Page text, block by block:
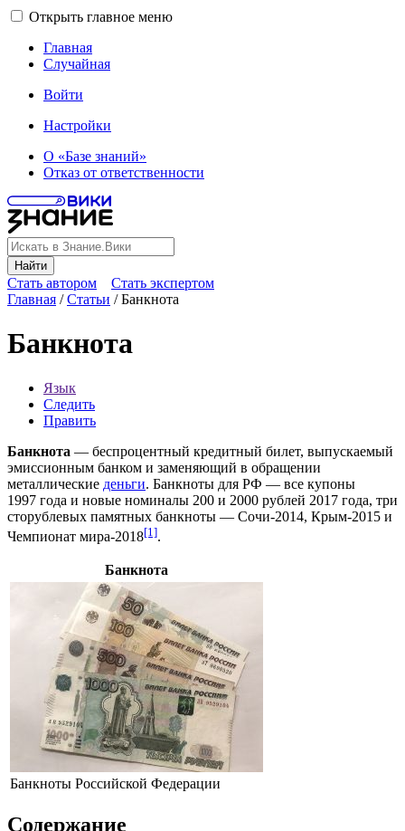
Открыть главное меню
Главная
Случайная
Войти
Настройки
О «Базе знаний»
Отказ от ответственности
Найти
Стать автором
Стать экспертом
Главная /Статьи /Банкнота
Банкнота
Язык
Следить
Править
Банкнота — беспроцентный кредитный билет, выпускаемый
эмиссионным банком и заменяющий в обращении
металлические деньги. Банкноты для РФ — все купоны
1997 года и новые номиналы 200 и 2000 рублей 2017 года, три
сторублевых памятных банкноты — Сочи-2014, Крым-2015 и
Чемпионат мира-2018[1].
Банкнота
Банкноты Российской Федерации
Содержание